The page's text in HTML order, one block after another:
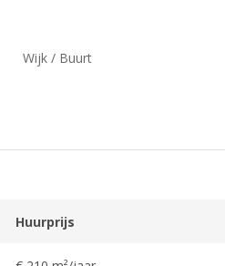
Wijk / Buurt
Huurprijs